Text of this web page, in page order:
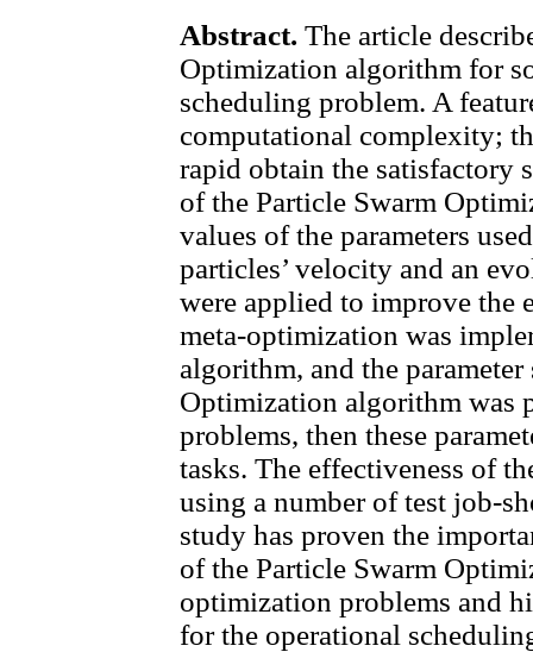
Abstract. The article
Optimization algorithm for
scheduling problem. A
computational complexity;
rapid obtain the satisfactory
of the Particle Swarm
values of the parameters
particles’ velocity and an
were applied to improve the
meta-optimization was
algorithm, and the
Optimization algorithm was
problems, then these
tasks. The effectiveness of
using a number of test job-
study has proven the
of the Particle Swarm
optimization problems and
for the operational